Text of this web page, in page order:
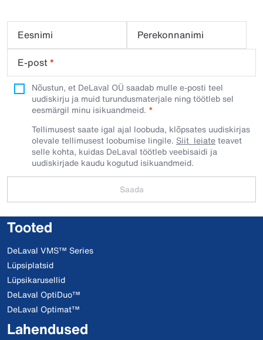
Eesnimi
Perekonnanimi
E-post*
Nõustun, et DeLaval OÜ saadab mulle e-posti teel
uudiskirju ja muid turundusmaterjale ning töötleb sel
eesmärgil minu isikuandmeid.​
Tellimusest saate igal ajal loobuda, klõpsates uudiskirjas
olevale tellimusest loobumise lingile. Siit leiateteavet
selle kohta, kuidas DeLaval töötleb veebisaidi ja
uudiskirjade kaudu kogutud isikuandmeid.
Saada
Tooted
DeLaval VMS™ Series
Lüpsiplatsid
Lüpsikarusellid
DeLaval OptiDuo™
DeLaval Optimat™
Lahendused